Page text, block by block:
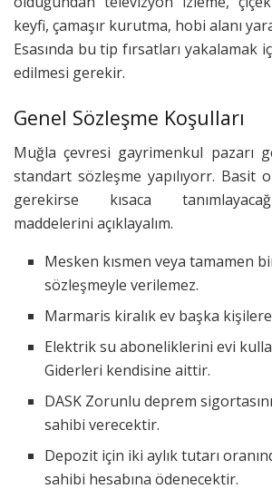
keyfi, çamaşır kurutma, hobi alanı
Esasında bu tip fırsatları yakalamak
edilmesi gerekir.
Genel Sözleşme Koşulları
Muğla çevresi gayrimenkul pazarı
standart sözleşme yapılıyorr. Basit
gerekirse kısaca
maddelerini açıklayalım.
Mesken kısmen veya tamamen
sözleşmeyle verilemez.
Marmaris kiralık ev başka
Elektrik su aboneliklerini evi
Giderleri kendisine aittir.
DASK Zorunlu deprem
sahibi verecektir.
Depozit için iki aylık tutarı
sahibi hesabına ödenecektir.